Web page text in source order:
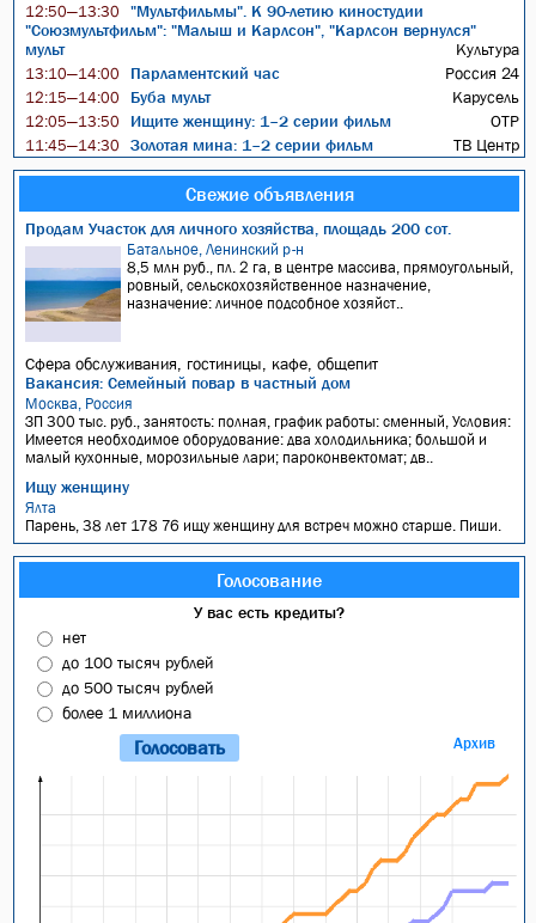
12:50—13:30
"Мультфильмы". К 90-летию киностудии
"Союзмультфильм": "Малыш и Карлсон", "Карлсон вернулся"
мульт
Культура
13:10—14:00 Парламентский час Россия 24
12:15—14:00 Буба мульт Карусель
12:05—13:50 Ищите женщину: 1–2 серии фильм ОТР
11:45—14:30 Золотая мина: 1–2 серии фильм ТВ Центр
Свежие объявления
Продам Участок для личного хозяйства, площадь 200 сот.
Батальное, Ленинский р-н
8,5 млн руб., пл. 2 га, в центре массива, прямоугольный,
ровный, сельскохозяйственное назначение,
назначение: личное подсобное хозяйст..
Сфера обслуживания, гостиницы, кафе, общепит
Вакансия: Семейный повар в частный дом
Москва, Россия
ЗП 300 тыс. руб., занятость: полная, график работы: сменный, Условия:
Имеется необходимое оборудование: два холодильника; большой и
малый кухонные, морозильные лари; пароконвектомат; дв..
Ищу женщину
Ялта
Парень, 38 лет 178 76 ищу женщину для встреч можно старше. Пиши.
Голосование
У вас есть кредиты?
нет
до 100 тысяч рублей
до 500 тысяч рублей
более 1 миллиона
Архив